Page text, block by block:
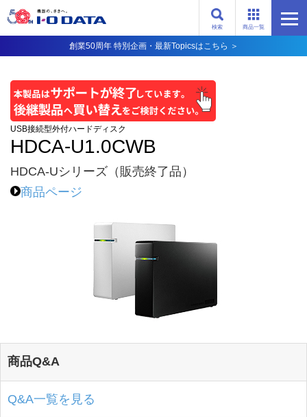
商品一覧
検索
創業50周年 特別企画・最新Topicsはこちら ＞
USB接続型外付ハードディスク
HDCA-U1.0CWB
HDCA-Uシリーズ（販売終了品）
商品ページ
商品Q&A
Q&A一覧を見る